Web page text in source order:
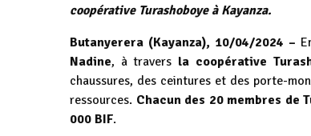
coopérative Turashoboye à Kayanza.
Butanyerera (Kayanza), 10/04/2024 –
Nadine, à travers la coopérative
chaussures, des ceintures et des porte-
ressources. Chacun des 20 membres de
000 BIF.